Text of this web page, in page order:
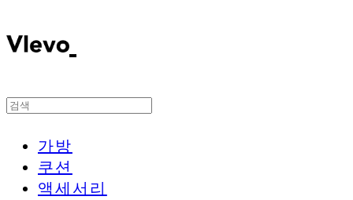
가방
쿠션
액세서리